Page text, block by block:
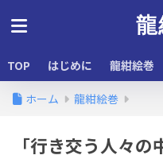
TOP はじめに 龍紺絵巻
ホーム 龍紺絵巻
「行き交う人々